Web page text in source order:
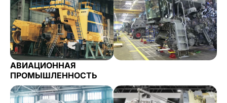
АВИАЦИОННАЯ
ПРОМЫШЛЕННОСТЬ